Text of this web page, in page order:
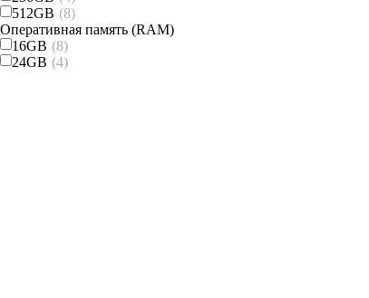
512GB (8)
Оперативная память (RAM)
16GB (8)
24GB (4)